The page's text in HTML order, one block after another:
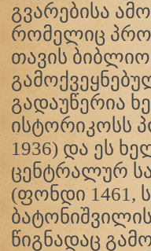
გვარებისა
რომელიც
თავის
გადაუწერია
ისტორიკოსს
1936) და ეს
ცენტრალურ
(ფონდი 1461,
წიგნადაც